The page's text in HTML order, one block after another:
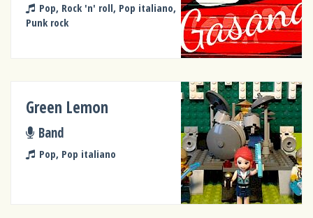
Pop, Rock 'n' roll, Pop italiano,
Punk rock
Green Lemon
Band
Pop, Pop italiano